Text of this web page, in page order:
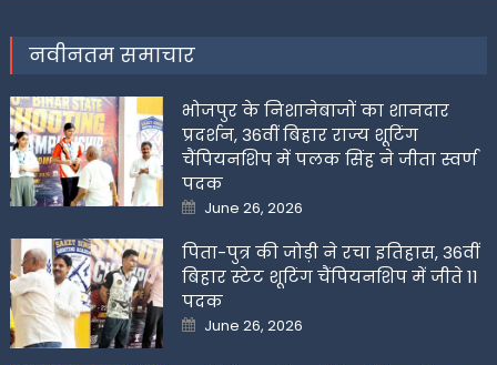
नवीनतम समाचार
भोजपुर के निशानेबाजों का शानदार
प्रदर्शन, 36वीं बिहार राज्य शूटिंग
चैंपियनशिप में पलक सिंह ने जीता स्वर्ण
पदक
Posted
on
June 26, 2026
पिता-पुत्र की जोड़ी ने रचा इतिहास, 36वीं
बिहार स्टेट शूटिंग चैंपियनशिप में जीते 11
पदक
Posted
on
June 26, 2026